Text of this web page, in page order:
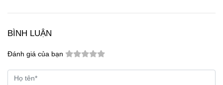
BÌNH LUẬN
Đánh giá của bạn